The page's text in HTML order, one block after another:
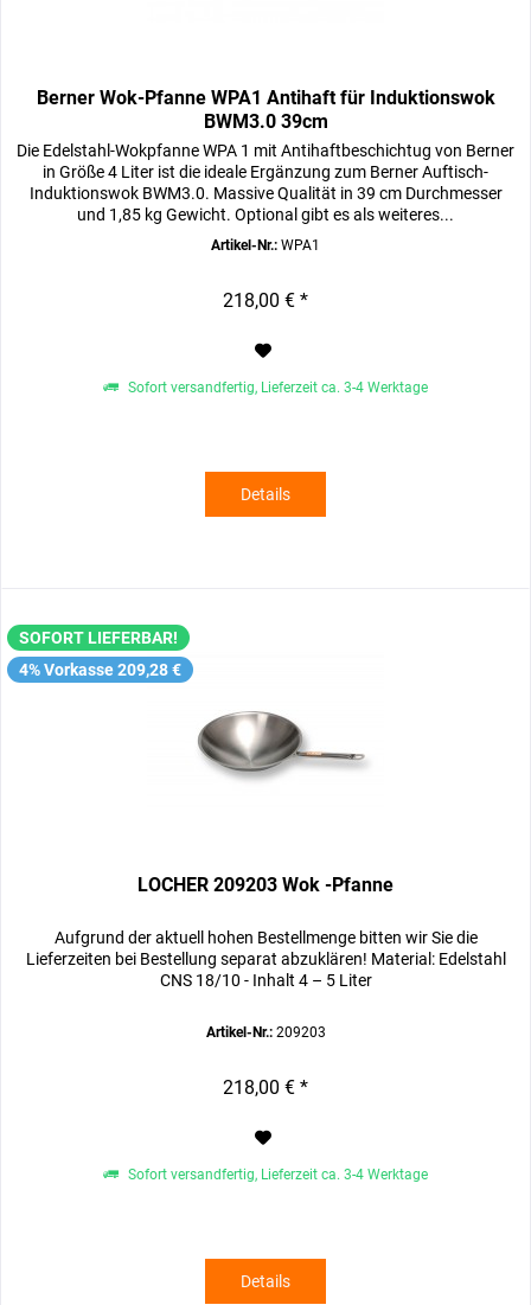
Berner Wok-Pfanne WPA1 Antihaft für Induktionswok
BWM3.0 39cm
Die Edelstahl-Wokpfanne WPA 1 mit Antihaftbeschichtug von Berner
in Größe 4 Liter ist die ideale Ergänzung zum Berner Auftisch-
Induktionswok BWM3.0. Massive Qualität in 39 cm Durchmesser
und 1,85 kg Gewicht. Optional gibt es als weiteres...
Artikel-Nr.: WPA1
218,00 € *
Sofort versandfertig, Lieferzeit ca. 3-4 Werktage
Details
SOFORT LIEFERBAR!
4% Vorkasse 209,28 €
LOCHER 209203 Wok -Pfanne
Aufgrund der aktuell hohen Bestellmenge bitten wir Sie die
Lieferzeiten bei Bestellung separat abzuklären! Material: Edelstahl
CNS 18/10 - Inhalt 4 – 5 Liter
Artikel-Nr.:209203
218,00 € *
Sofort versandfertig, Lieferzeit ca. 3-4 Werktage
Details